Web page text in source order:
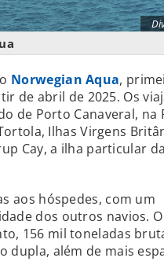
Norwegian Aqua,
de abril de 2025. Os
de Porto Canaveral, na
Ilhas Virgens
Cay, a ilha particular
aos hóspedes, com um
dos outros navios. O
156 mil toneladas
dupla, além de mais